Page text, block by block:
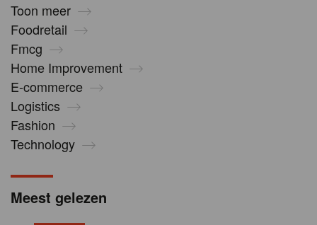
Toon meer
Foodretail
Fmcg
Home Improvement
E-commerce
Logistics
Fashion
Technology
Meest gelezen